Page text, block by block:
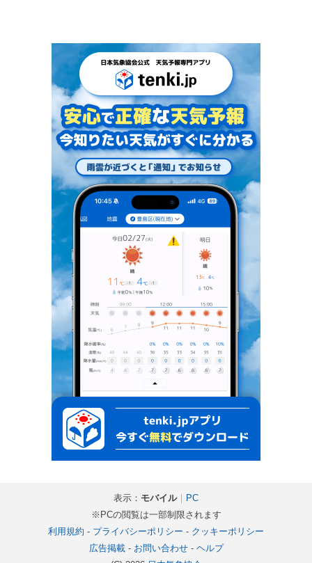
表示： モバイル｜ PC
※PCの閲覧は一部制限されます
利用規約 - プライバシーポリシー - クッキーポリシー
広告掲載- お問い合わせ- ヘルプ